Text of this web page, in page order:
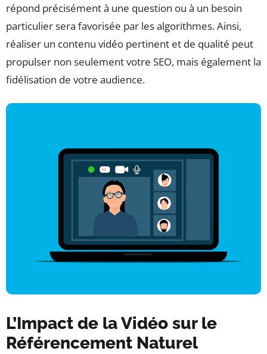
répond précisément à une question ou à un besoin
particulier sera favorisée par les algorithmes. Ainsi,
réaliser un contenu vidéo pertinent et de qualité peut
propulser non seulement votre SEO, mais également la
fidélisation de votre audience.
L’Impact de la Vidéo sur le
Référencement Naturel